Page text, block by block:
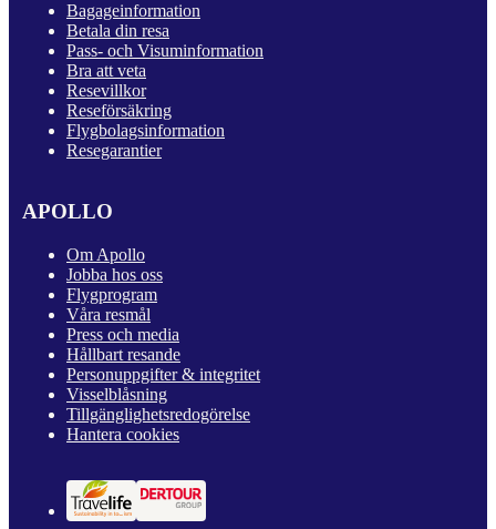
Bagageinformation
Betala din resa
Pass- och Visuminformation
Bra att veta
Resevillkor
Reseförsäkring
Flygbolagsinformation
Resegarantier
APOLLO
Om Apollo
Jobba hos oss
Flygprogram
Våra resmål
Press och media
Hållbart resande
Personuppgifter & integritet
Visselblåsning
Tillgänglighetsredogörelse
Hantera cookies